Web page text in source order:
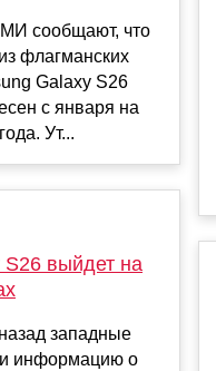
сообщают, что
флагманских
Galaxy S26
с января на
Ут...
выйдет на
западные
информацию о